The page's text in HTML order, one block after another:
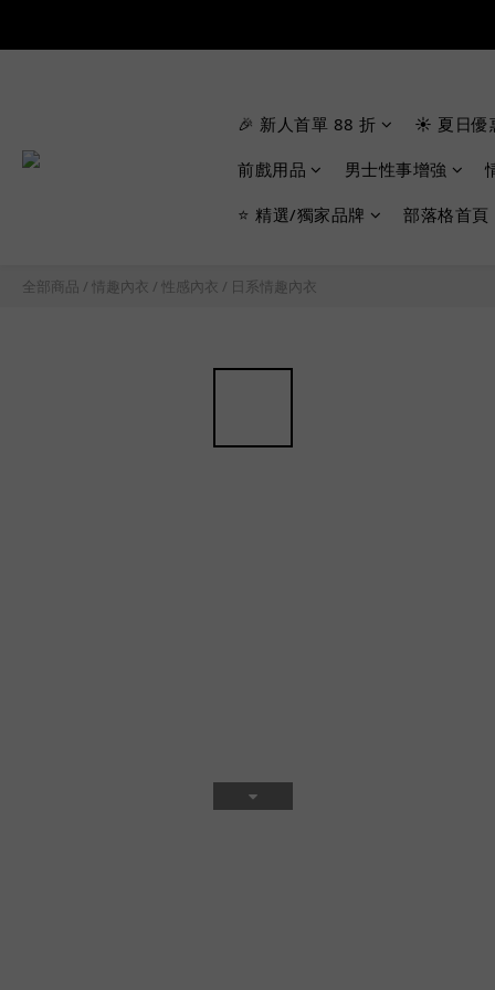
🎉 新人首單 88 折 ☀️ 夏日優
前戲用品 男士性事增強
⭐ 精選/獨家品牌 部落格首頁
全部商品 / 情趣內衣 / 性感內衣 / 日系情趣內衣